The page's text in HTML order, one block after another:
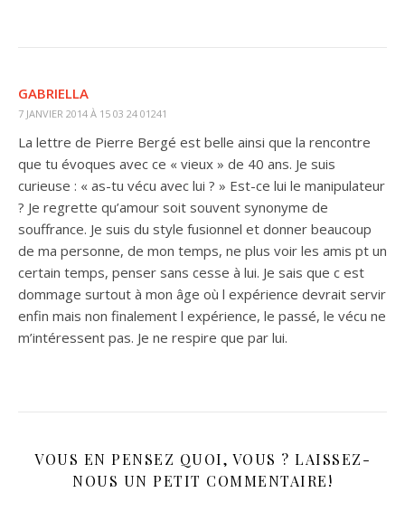
GABRIELLA
7 JANVIER 2014 À 15 03 24 01241
La lettre de Pierre Bergé est belle ainsi que la rencontre
que tu évoques avec ce « vieux » de 40 ans. Je suis
curieuse : « as-tu vécu avec lui ? » Est-ce lui le manipulateur
? Je regrette qu’amour soit souvent synonyme de
souffrance. Je suis du style fusionnel et donner beaucoup
de ma personne, de mon temps, ne plus voir les amis pt un
certain temps, penser sans cesse à lui. Je sais que c est
dommage surtout à mon âge où l expérience devrait servir
enfin mais non finalement l expérience, le passé, le vécu ne
m’intéressent pas. Je ne respire que par lui.
VOUS EN PENSEZ QUOI, VOUS ? LAISSEZ-
NOUS UN PETIT COMMENTAIRE!